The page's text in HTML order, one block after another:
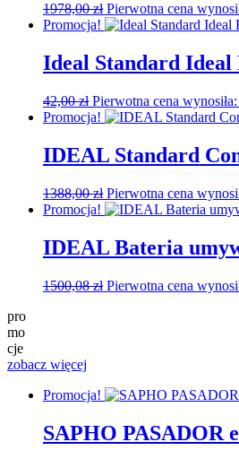
1978,00zł Pierwotna cena
Promocja!
Ideal Standard Ideal
42,00zł Pierwotna cena wynosiła:
Promocja!
IDEAL Standard
1388,00zł Pierwotna cena
Promocja!
IDEAL Bateria
1500,08zł Pierwotna cena
pro
mo
cje
zobacz więcej
Promocja!
SAPHO PASADOR